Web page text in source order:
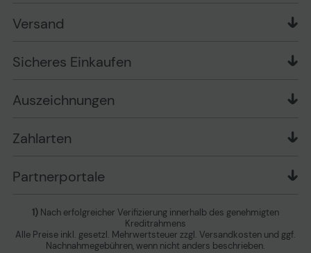
Information zur Entsorgung von Batterien und
Vertrag widerrufen
Versandinformationen
Sicheres Einkaufen
AGB
Playox.de
Presse
Impressum
Zu den Barrierefreiheitseinstellungen
Erklärung zur Barrierefreiheit
Versand
Sicheres Einkaufen
Auszeichnungen
Zahlarten
Partnerportale
1) Nach erfolgreicher Verifizierung innerhalb des genehmigten
Kreditrahmens
Alle Preise inkl. gesetzl. Mehrwertsteuer zzgl. Versandkosten und ggf.
Nachnahmegebühren, wenn nicht anders beschrieben.